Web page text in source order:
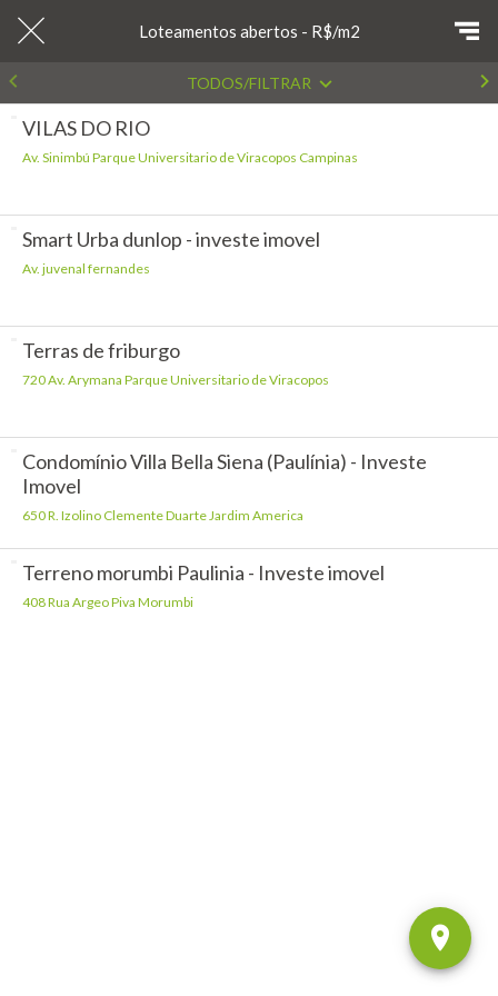
Loteamentos abertos - R$/m2
TODOS/FILTRAR
VILAS DO RIO
Av. Sinimbú Parque Universitario de Viracopos Campinas
Smart Urba dunlop - investe imovel
Av. juvenal fernandes
Terras de friburgo
720 Av. Arymana Parque Universitario de Viracopos
Condomínio Villa Bella Siena (Paulínia) - Investe
Imovel
650 R. Izolino Clemente Duarte Jardim America
Terreno morumbi Paulinia - Investe imovel
408 Rua Argeo Piva Morumbi